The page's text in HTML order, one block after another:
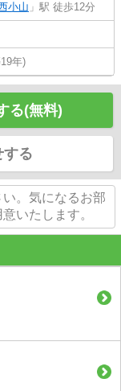
小山 」駅 徒歩12分
年)
る(無料)
する
。気になるお部
いたします。